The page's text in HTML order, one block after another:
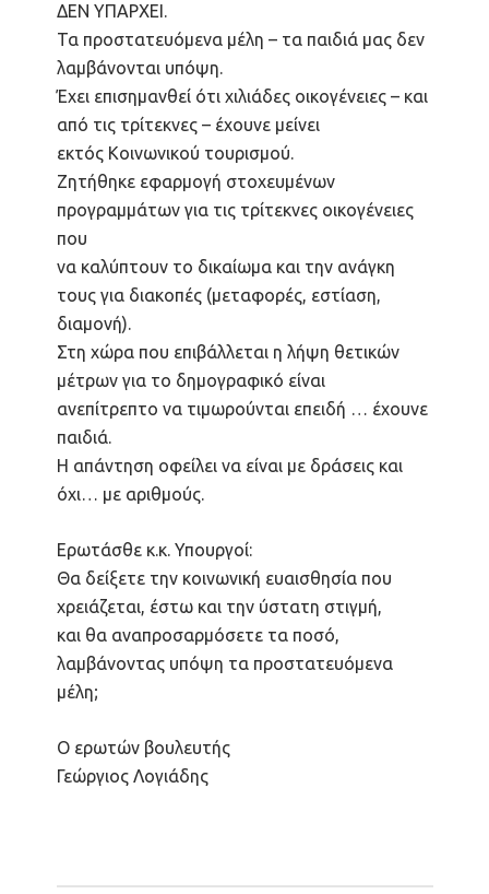
ΔΕΝ ΥΠΑΡΧΕΙ.
Τα προστατευόμενα μέλη – τα παιδιά μας δεν
λαμβάνονται υπόψη.
Έχει επισημανθεί ότι χιλιάδες οικογένειες – και
από τις τρίτεκνες – έχουνε μείνει
εκτός Κοινωνικού τουρισμού.
Ζητήθηκε εφαρμογή στοχευμένων
προγραμμάτων για τις τρίτεκνες οικογένειες
που
να καλύπτουν το δικαίωμα και την ανάγκη
τους για διακοπές (μεταφορές, εστίαση,
διαμονή).
Στη χώρα που επιβάλλεται η λήψη θετικών
μέτρων για το δημογραφικό είναι
ανεπίτρεπτο να τιμωρούνται επειδή … έχουνε
παιδιά.
Η απάντηση οφείλει να είναι με δράσεις και
όχι… με αριθμούς.
Ερωτάσθε κ.κ. Υπουργοί:
Θα δείξετε την κοινωνική ευαισθησία που
χρειάζεται, έστω και την ύστατη στιγμή,
και θα αναπροσαρμόσετε τα ποσό,
λαμβάνοντας υπόψη τα προστατευόμενα
μέλη;
Ο ερωτών βουλευτής
Γεώργιος Λογιάδης